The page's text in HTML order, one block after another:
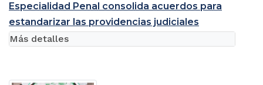
Especialidad Penal consolida acuerdos para
estandarizar las providencias judiciales
Más detalles